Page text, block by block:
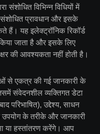
संशोधित विभिन्न विधियों में
प्रावधान और इसके
हैं। यह इलेक्ट्रॉनिक रिकॉर्ड
जाता है और इसके लिए
की आवश्यकता नहीं होती है।
से एकत्र की गई जानकारी के
संवेदनशील व्यक्तिगत डेटा
परिभाषित), उद्देश्य, साधन
के तरीके और जानकारी
या हस्तांतरण करेंगे। आप